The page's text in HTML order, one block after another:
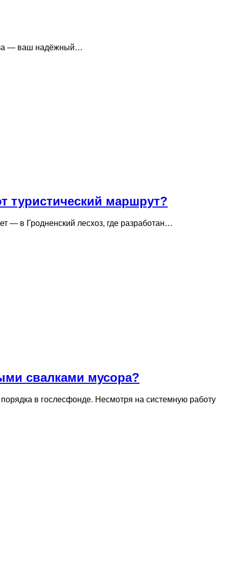
— ваш надёжный…
туристический маршрут?
— в Гродненский лесхоз, где разработан…
свалками мусора?
в гослесфонде. Несмотря на системную работу